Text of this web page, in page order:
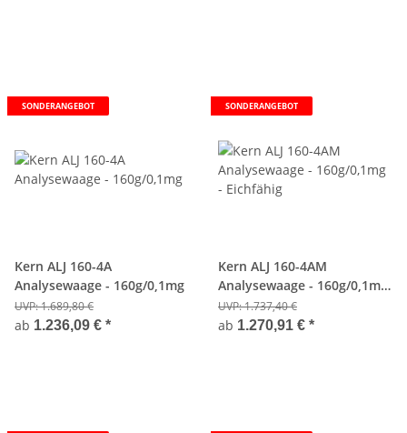
SONDERANGEBOT
Kern ALJ 160-4A
Analysewaage - 160g/0,1mg
UVP:1.689,80 €
ab 1.236,09 € *
SONDERANGEBOT
Kern ALJ 160-4AM
Analysewaage - 160g/0,1mg
- Eichfähig
UVP:1.737,40 €
ab 1.270,91 € *